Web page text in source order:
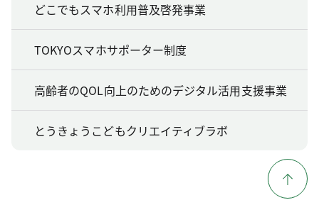
どこでもスマホ利用普及啓発事業
TOKYOスマホサポーター制度
高齢者のQOL向上のためのデジタル活用支援事業
とうきょうこどもクリエイティブラボ